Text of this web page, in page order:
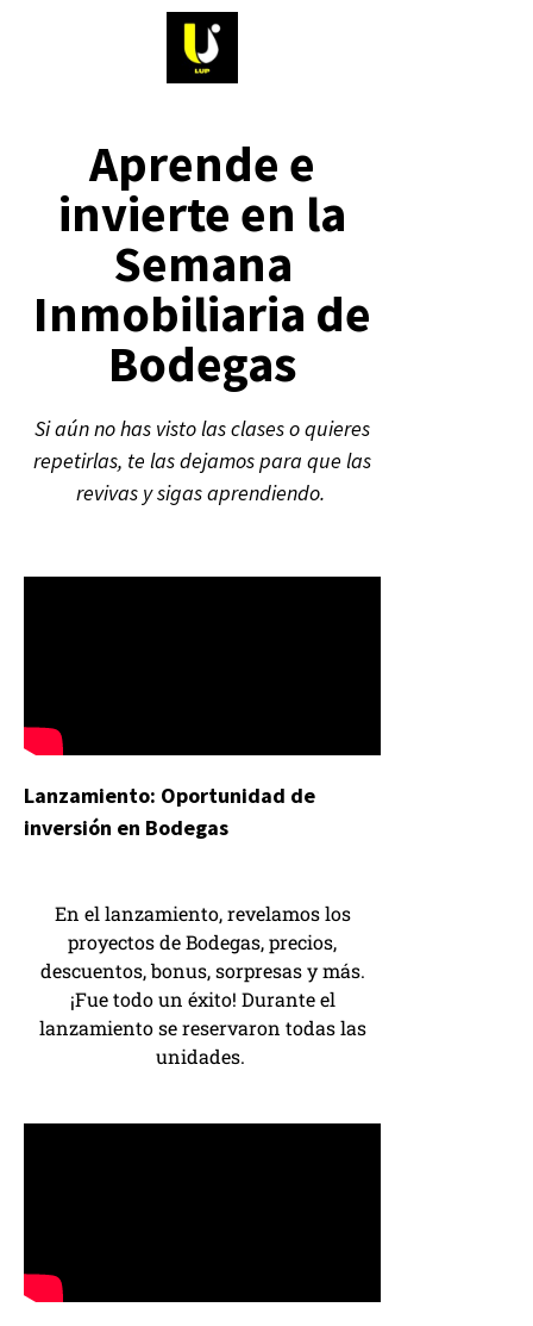
Aprende e
invierte en la
Semana
Inmobiliaria de
Bodegas
Si aún no has visto las clases o quieres
repetirlas, te las dejamos para que las
revivas y sigas aprendiendo.
Lanzamiento: Oportunidad de
inversión en Bodegas
En el lanzamiento, revelamos los
proyectos de Bodegas, precios,
descuentos, bonus, sorpresas y más.
¡Fue todo un éxito! Durante el
lanzamiento se reservaron todas las
unidades.